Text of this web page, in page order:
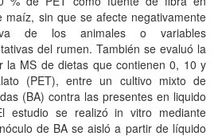
maíz, sin que se afecte negativamente
de los animales o variables
del rumen. También se evaluó la
la MS de dietas que contienen 0, 10 y
(PET), entre un cultivo mixto de
(BA) contra las presentes en liquido
estudio se realizó in vitro mediante
de BA se aisló a partir de líquido